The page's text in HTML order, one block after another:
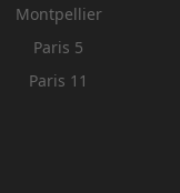
Montpellier
Paris 5
Paris 11